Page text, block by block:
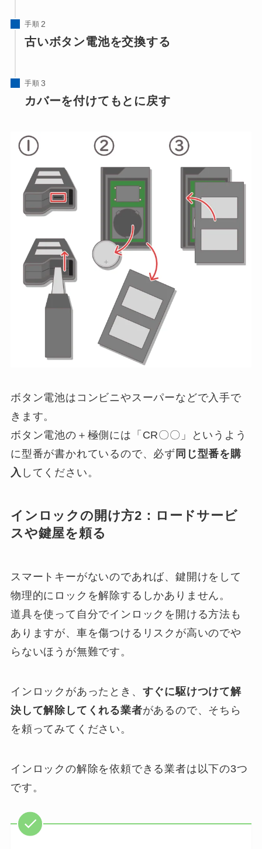
手順
古いボタン電池を交換する
手順
カバーを付けてもとに戻す
ボタン電池はコンビニやスーパーなどで入手で
きます。
ボタン電池の＋極側には「CR〇〇」というよう
に型番が書かれているので、必ず 同じ型番を購
入 してください。
インロックの開け方2：ロードサービ
スや鍵屋を頼る
スマートキーがないのであれば、鍵開けをして
物理的にロックを解除するしかありません。
道具を使って自分でインロックを開ける方法も
ありますが、車を傷つけるリスクが高いのでや
らないほうが無難です。
インロックがあったとき、 すぐに駆けつけて解
決して解除してくれる業者があるので、そちら
を頼ってみてください。
インロックの解除を依頼できる業者は以下の3つ
です。